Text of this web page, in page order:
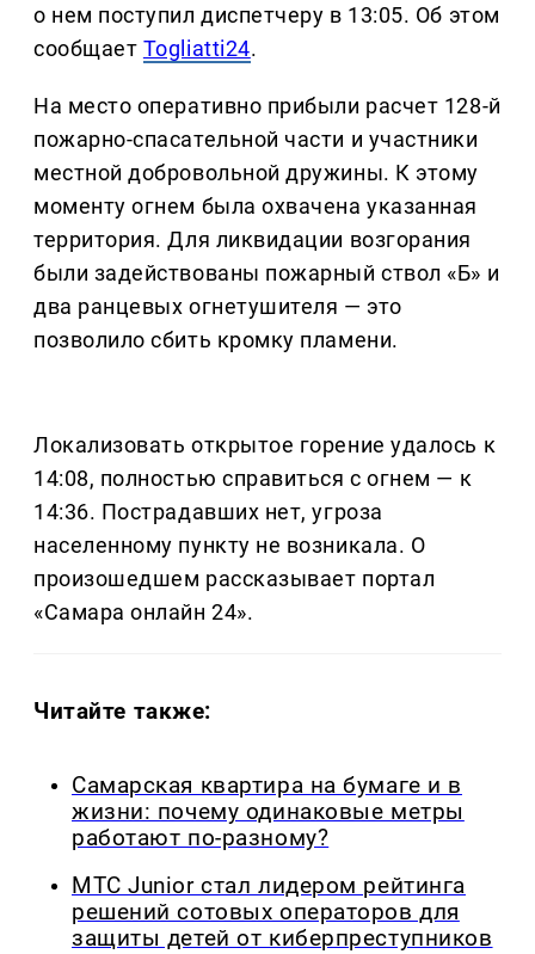
о нем поступил диспетчеру в 13:05. Об этом
сообщает Togliatti24.
На место оперативно прибыли расчет 128-й
пожарно-спасательной части и участники
местной добровольной дружины. К этому
моменту огнем была охвачена указанная
территория. Для ликвидации возгорания
были задействованы пожарный ствол «Б» и
два ранцевых огнетушителя — это
позволило сбить кромку пламени.
Локализовать открытое горение удалось к
14:08, полностью справиться с огнем — к
14:36. Пострадавших нет, угроза
населенному пункту не возникала. О
произошедшем рассказывает портал
«Самара онлайн 24».
Читайте также:
Самарская квартира на бумаге и в
жизни: почему одинаковые метры
работают по-разному?
МТС Junior стал лидером рейтинга
решений сотовых операторов для
защиты детей от киберпреступников